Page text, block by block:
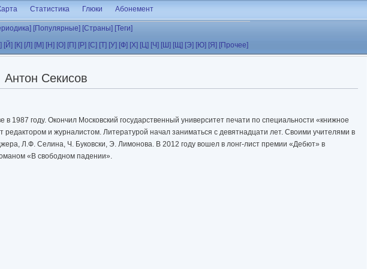
Статистика Глюки Абонемент
[Популярные] [Страны] [Теги]
[Й] [К] [Л] [М] [Н] [О] [П] [Р] [С] [Т] [У] [Ф] [Х] [Ц] [Ч] [Ш] [Щ] [Э] [Ю] [Я] [Прочее]
Антон Секисов
в 1987 году. Окончил Московский государственный университет печати по специальности «книжное
редактором и журналистом. Литературой начал заниматься с девятнадцати лет. Своими учителями в
Л.Ф. Селина, Ч. Буковски, Э. Лимонова. В 2012 году вошел в лонг-лист премии «Дебют» в
«В свободном падении».